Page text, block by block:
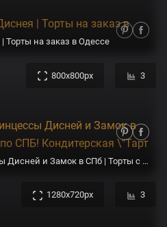
Торты на заказ в Одессе
800x800px 3
Купить Торт №395 - Принцессы Дисней и Замок в СПб | Торты с доставкой по СПБ! Кондитерская \"Тарт и Торт\"
1280x720px 3